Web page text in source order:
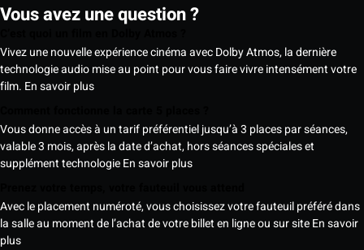
Vous avez une question ?
Vivez une nouvelle expérience cinéma avec Dolby Atmos, la dernière
technologie audio mise au point pour vous faire vivre intensément votre
film. En savoir plus
Vous donne accès à un tarif préférentiel jusqu’à 3 places par séances,
valable 3 mois, après la date d’achat, hors séances spéciales et
supplément technologieEn savoir plus
Avec le placement numéroté, vous choisissez votre fauteuil préféré dans
la salle au moment de l’achat de votre billet en ligne ou sur siteEn savoir
plus